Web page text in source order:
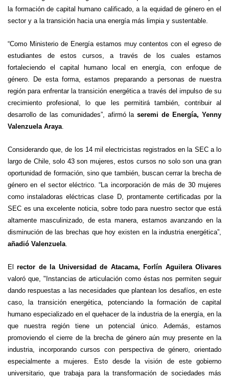
la formación de capital humano calificado, a la equidad de género en el
sector y a la transición hacia una energía más limpia y sustentable.
“Como Ministerio de Energía estamos muy contentos con el egreso de
estudiantes de estos cursos, a través de los cuales estamos
fortaleciendo el capital humano local en energía, con enfoque de
género. De esta forma, estamos preparando a personas de nuestra
región para enfrentar la transición energética a través del impulso de su
crecimiento profesional, lo que les permitirá también, contribuir al
desarrollo de las comunidades”, afirmó la seremi de Energía, Yenny
Valenzuela Araya
Considerando que, de los 14 mil electricistas registrados en la SEC a lo
largo de Chile, solo 43 son mujeres, estos cursos no solo son una gran
oportunidad de formación, sino que también, buscan cerrar la brecha de
género en el sector eléctrico. “La incorporación de más de 30 mujeres
como instaladoras eléctricas clase D, prontamente certificadas por la
SEC es una excelente noticia, sobre todo para nuestro sector que está
altamente masculinizado, de esta manera, estamos avanzando en la
disminución de las brechas que hoy existen en la industria energética”,
añadió Valenzuela
Elrector de la Universidad de Atacama, Forlín Aguilera Olivares
valoró que, "Instancias de articulación como éstas nos permiten seguir
dando respuestas a las necesidades que plantean los desafíos, en este
caso, la transición energética, potenciando la formación de capital
humano especializado en el quehacer de la industria de la energía, en la
que nuestra región tiene un potencial único. Además, estamos
promoviendo el cierre de la brecha de género aún muy presente en la
industria, incorporando cursos con perspectiva de género, orientado
especialmente a mujeres. Esto desde la visión de este gobierno
universitario, que trabaja para la transformación de sociedades más